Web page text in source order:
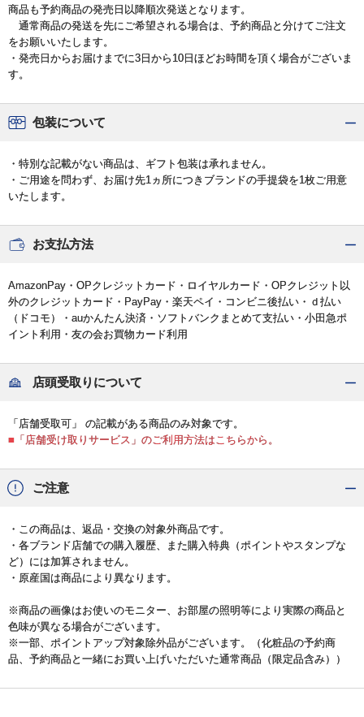
商品も予約商品の発売日以降順次発送となります。
通常商品の発送を先にご希望される場合は、予約商品と分けてご注文
をお願いいたします。
・発売日からお届けまでに3日から10日ほどお時間を頂く場合がございま
す。
包装について
・特別な記載がない商品は、ギフト包装は承れません。
・ご用途を問わず、お届け先1ヵ所につきブランドの手提袋を1枚ご用意
いたします。
お支払方法
AmazonPay・OPクレジットカード・ロイヤルカード・OPクレジット以
外のクレジットカード・PayPay・楽天ペイ・コンビニ後払い・ｄ払い
（ドコモ）・auかんたん決済・ソフトバンクまとめて支払い・小田急ポ
イント利用・友の会お買物カード利用
店頭受取りについて
「店舗受取可」 の記載がある商品のみ対象です。
■「店舗受け取りサービス」のご利用方法はこちらから。
ご注意
・この商品は、返品・交換の対象外商品です。
・各ブランド店舗での購入履歴、また購入特典（ポイントやスタンプな
ど）には加算されません。
・原産国は商品により異なります。
※商品の画像はお使いのモニター、お部屋の照明等により実際の商品と
色味が異なる場合がございます。
※一部、ポイントアップ対象除外品がございます。（化粧品の予約商
品、予約商品と一緒にお買い上げいただいた通常商品（限定品含み））